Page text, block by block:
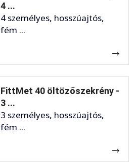
4 ...
4 személyes, hosszúajtós,
fém ...
FittMet 40 öltözőszekrény -
3 ...
3 személyes, hosszúajtós,
fém ...